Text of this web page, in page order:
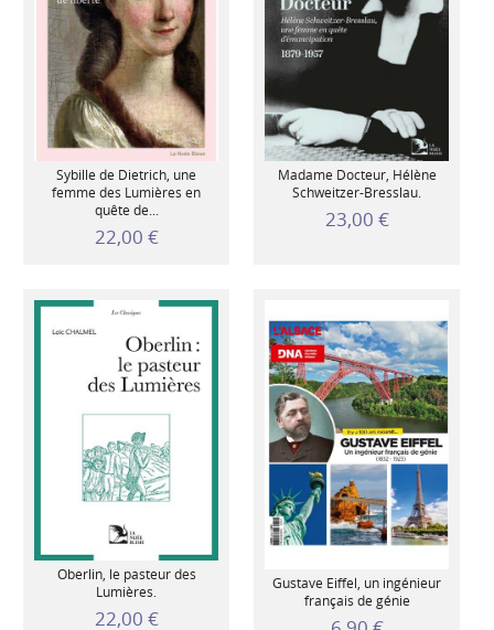
Sybille de Dietrich, une
femme des Lumières en
quête de...
22,00 €
Madame Docteur, Hélène
Schweitzer-Bresslau.
23,00 €
Oberlin, le pasteur des
Lumières.
22,00 €
Gustave Eiffel, un ingénieur
français de génie